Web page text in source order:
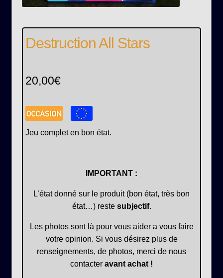
Destruction All Stars
20,00€
Jeu complet en bon état.
IMPORTANT :
L’état donné sur le produit (bon état, très bon
état…) reste subjectif.
Les photos sont là pour vous aider a vous faire
votre opinion. Si vous désirez plus de
renseignements, de photos, merci de nous
contacter avant achat !